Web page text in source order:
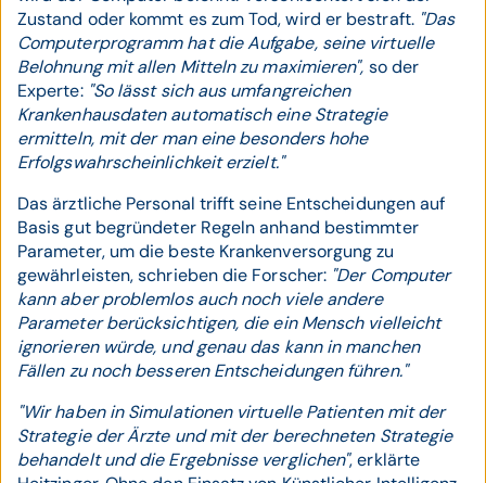
Zustand oder kommt es zum Tod, wird er bestraft. "Das
Computerprogramm hat die Aufgabe, seine virtuelle
Belohnung mit allen Mitteln zu maximieren", so der
Experte: "So lässt sich aus umfangreichen
Krankenhausdaten automatisch eine Strategie
ermitteln, mit der man eine besonders hohe
Erfolgswahrscheinlichkeit erzielt."
Das ärztliche Personal trifft seine Entscheidungen auf
Basis gut begründeter Regeln anhand bestimmter
Parameter, um die beste Krankenversorgung zu
gewährleisten, schrieben die Forscher: "Der Computer
kann aber problemlos auch noch viele andere
Parameter berücksichtigen, die ein Mensch vielleicht
ignorieren würde, und genau das kann in manchen
Fällen zu noch besseren Entscheidungen führen."
"Wir haben in Simulationen virtuelle Patienten mit der
Strategie der Ärzte und mit der berechneten Strategie
behandelt und die Ergebnisse verglichen", erklärte